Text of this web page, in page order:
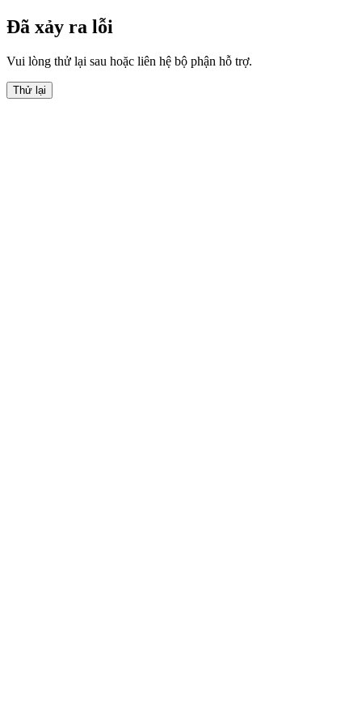
Đã xảy ra lỗi
Vui lòng thử lại sau hoặc liên hệ bộ phận hỗ trợ.
Thử lại